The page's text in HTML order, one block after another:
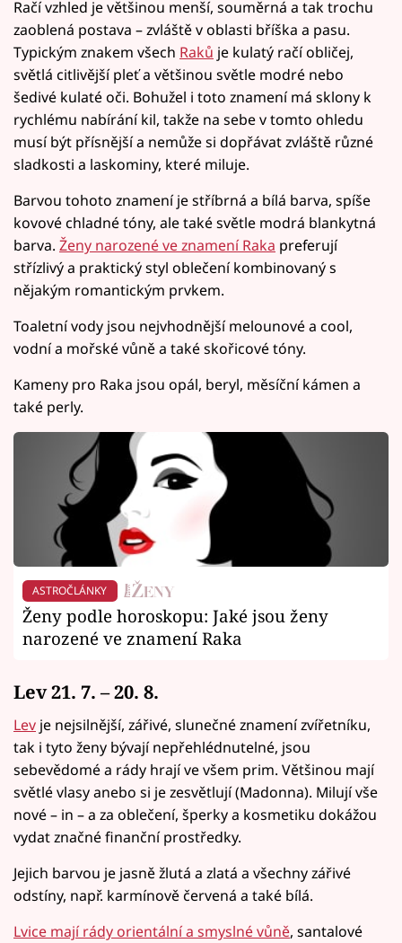
Račí vzhled je většinou menší, souměrná a tak trochu
zaoblená postava – zvláště v oblasti bříška a pasu.
Typickým znakem všech Raků je kulatý račí obličej,
světlá citlivější pleť a většinou světle modré nebo
šedivé kulaté oči. Bohužel i toto znamení má sklony k
rychlému nabírání kil, takže na sebe v tomto ohledu
musí být přísnější a nemůže si dopřávat zvláště různé
sladkosti a laskominy, které miluje.
Barvou tohoto znamení je stříbrná a bílá barva, spíše
kovové chladné tóny, ale také světle modrá blankytná
barva. Ženy narozené ve znamení Raka preferují
střízlivý a praktický styl oblečení kombinovaný s
nějakým romantickým prvkem.
Toaletní vody jsou nejvhodnější melounové a cool,
vodní a mořské vůně a také skořicové tóny.
Kameny pro Raka jsou opál, beryl, měsíční kámen a
také perly.
ASTROČLÁNKY
Ženy podle horoskopu: Jaké jsou ženy
narozené ve znamení Raka
Lev 21. 7. – 20. 8.
Lev je nejsilnější, zářivé, slunečné znamení zvířetníku,
tak i tyto ženy bývají nepřehlédnutelné, jsou
sebevědomé a rády hrají ve všem prim. Většinou mají
světlé vlasy anebo si je zesvětlují (Madonna). Milují vše
nové – in – a za oblečení, šperky a kosmetiku dokážou
vydat značné finanční prostředky.
Jejich barvou je jasně žlutá a zlatá a všechny zářivé
odstíny, např. karmínově červená a také bílá.
Lvice mají rády orientální a smyslné vůně, santalové